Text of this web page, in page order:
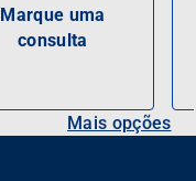
Marque uma
consulta
Mais opções